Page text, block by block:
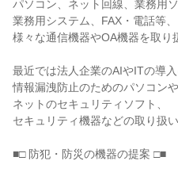
パソコン、ネット回線、業務用ソ
業務用システム、FAX・電話等、
様々な通信機器やOA機器を取り
最近では法人企業のAIやITの導入
情報漏洩防止のためのパソコンや
ネットのセキュリティソフト、
セキュリティ機器などの取り扱
■□ 防犯・防災の機器の提案 □■